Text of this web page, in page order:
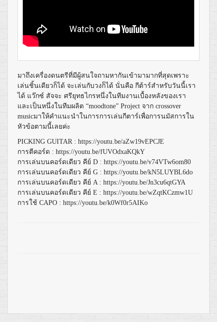
มาถึงเครื่องดนตรีที่มีผู้สนใจถามหากันเข้ามามากที่สุดเพราะ
เล่นชิ้นเดียวก็ได้ จะเล่นกับวงก็ได้ นั่นคือ กีต้าร์สำหรับวันนี้เรา
ได้ แว๊กซ์ สัจจะ ศรียุทธไกรหนึ่งในทีมงานเบื้องหลังของเรา
และเป็นหนึ่งในทีมผลิต “moodtone” Project จาก crossover
musicมาให้คำแนะนำในการการเล่นกีตาร์เพื่อการนมัสการใน
หัวข้อตามนี้เลยค่ะ
PICKING GUITAR : https://youtu.be/aZw19vEPCJE
การตีคอร์ด : https://youtu.be/fUVOdxaKQkY
การเล่นบนคอร์ดเดียว คีย์ D : https://youtu.be/v74VTw6om80
การเล่นบนคอร์ดเดียว คีย์ G : https://youtu.be/kN5LUYBL6do
การเล่นบนคอร์ดเดียว คีย์ A : https://youtu.be/Jn3cu6qtGYA
การเล่นบนคอร์ดเดียว คีย์ E : https://youtu.be/wZqtKCzmw1U
การใช้ CAPO : https://youtu.be/k0Wf0r5AIKo